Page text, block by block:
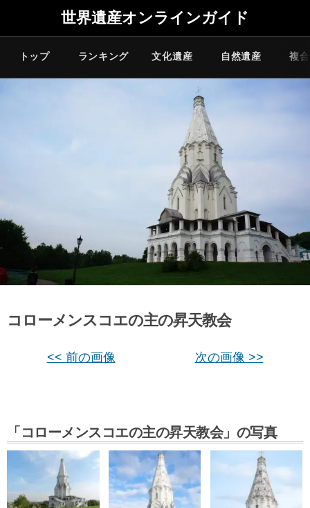
世界遺産オンラインガイド
トップ ランキング 文化遺産 自然遺産 複
コローメンスコエの主の昇天教会
<< 前の画像 次の画像 >>
「コローメンスコエの主の昇天教会」の写真